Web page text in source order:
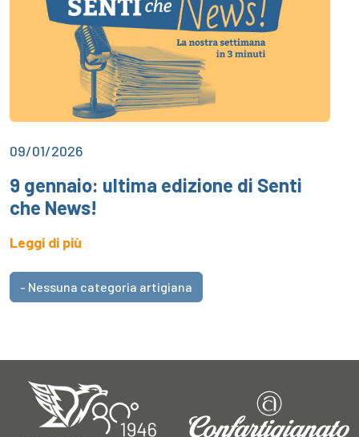
09/01/2026
9 gennaio: ultima edizione di Senti
che News!
Leggi di più
- Nessuna categoria artigiana